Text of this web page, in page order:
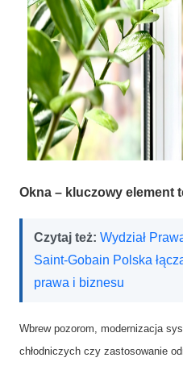
Okna – kluczowy element
Czytaj też: Wydział
Saint-Gobain Polska
prawa i biznesu
Wbrew pozorom, modernizacja
chłodniczych czy zastosowanie